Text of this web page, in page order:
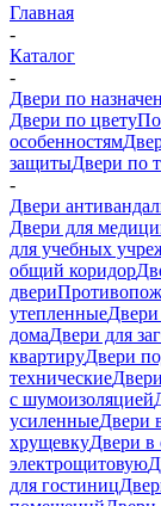
Главная
-
Каталог
-
Двери по
Двери по цвету
особенностям
защитыДвери по
-
Двери
Двери для
для учебных
общий коридор
двери
утепленныеДвери
домаДвери для
квартируДвери
технические
с шумоизоляцией
усиленныеДвери
хрущевкуДвери в
электрощитовую
для гостиниц